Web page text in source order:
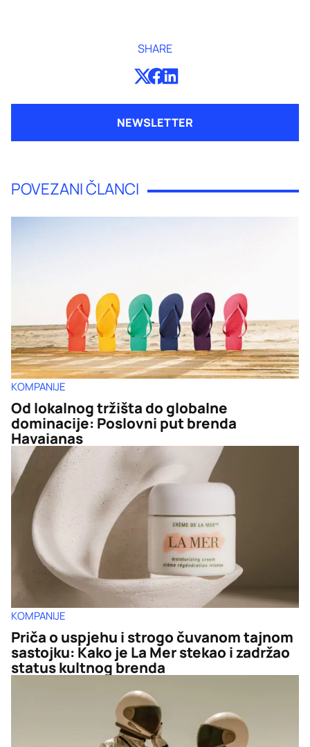
SHARE
NEWSLETTER
POVEZANI ČLANCI
KOMPANIJE
Od lokalnog tržišta do globalne
dominacije: Poslovni put brenda
Havaianas
KOMPANIJE
Priča o uspjehu i strogo čuvanom tajnom
sastojku: Kako je La Mer stekao i zadržao
status kultnog brenda